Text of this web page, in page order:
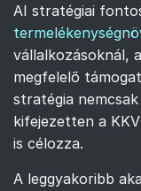
AI stratégiai
vállalkozásoknál,
megfelelő
stratégia
kifejezetten a
is célozza.
A leggyakoribb